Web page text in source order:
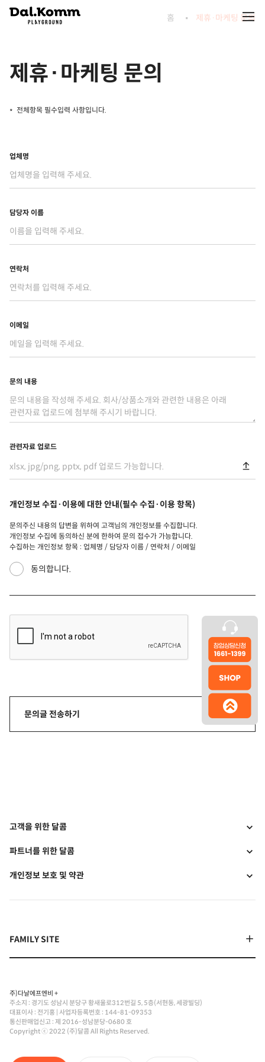
홈 제휴·마케팅 문의
제휴·마케팅 문의
전체항목 필수입력 사항입니다.
업체명
담당자 이름
연락처
이메일
문의 내용
관련자료 업로드
xlsx, jpg/png, pptx, pdf 업로드 가능합니다.
개인정보 수집·이용에 대한 안내(필수 수집·이용 항목)
문의주신 내용의 답변을 위하여 고객님의 개인정보를 수집합니다.
개인정보 수집에 동의하신 분에 한하여 문의 접수가 가능합니다.
수집하는 개인정보 항목 : 업체명 / 담당자 이름 / 연락처 / 이메일
동의합니다.
문의글 전송하기
고객을 위한 달콤
파트너를 위한 달콤
개인정보 보호 및 약관
주)다날에프엔비 +
주소지 : 경기도 성남시 분당구 황새울로312번길 5, 5층(서현동, 세광빌딩)
대표이사 : 전기홍 사업자등록번호 : 144-81-09353
통신판매업신고 : 제 2016-성남분당-0680 호
Copyright ⓒ 2022 (주)달콤 All Rights Reserved.